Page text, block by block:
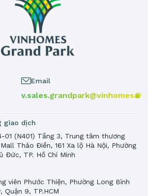
viên Phước Thiện, Phường Long Bình
Quận 9, TP.HCM
Email
v.sales.grandpark@vinhomes.vn
giao dịch
01 (N401) Tầng 3, Trung tâm thương
Thảo Điền, 161 Xa lộ Hà Nội, Phường
Đức, TP. Hồ Chí Minh